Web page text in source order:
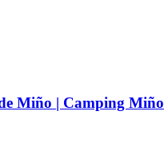
Miño | Camping Miño